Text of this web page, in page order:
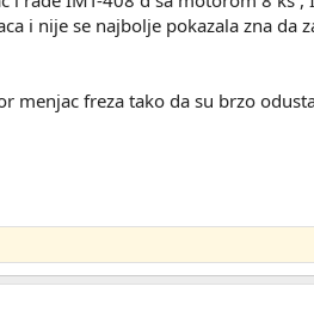
i nije se najbolje pokazala zna da
menjac freza tako da su brzo